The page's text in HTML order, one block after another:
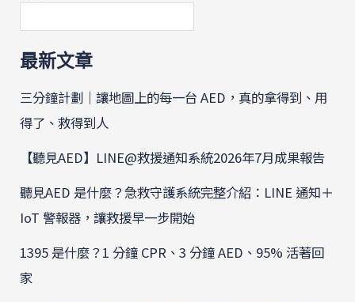
最新文章
三分鐘計劃｜讓地圖上的每一台 AED，真的拿得到、用
得了、救得到人
【聽見AED】LINE@救援通知系統2026年7月成果報告
聽見AED 是什麼？急救守護系統完整介紹：LINE 通知＋
IoT 警報器，讓救援早一步開始
1395 是什麼？1 分鐘 CPR、3 分鐘 AED、95% 活著回
家